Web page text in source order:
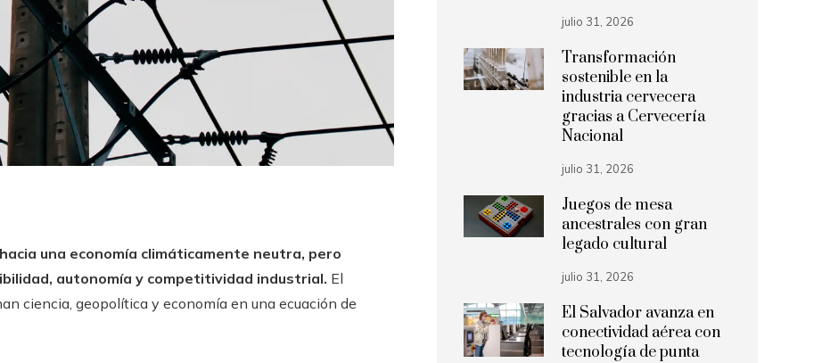
una economía climáticamente neutra, pero
autonomía y competitividad industrial. El
ciencia, geopolítica y economía en una ecuación de
julio 31, 2026
Transformación
sostenible en la
industria cervecera
gracias a Cervecería
Nacional
julio 31, 2026
Juegos de mesa
ancestrales con gran
legado cultural
julio 31, 2026
El Salvador avanza en
conectividad aérea con
tecnología de punta